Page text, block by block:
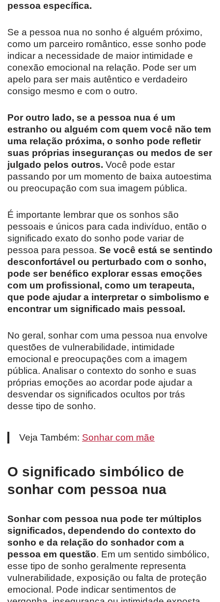
pessoa específica.
Se a pessoa nua no sonho é alguém próximo,
como um parceiro romântico, esse sonho pode
indicar a necessidade de maior intimidade e
conexão emocional na relação. Pode ser um
apelo para ser mais autêntico e verdadeiro
consigo mesmo e com o outro.
Por outro lado, se a pessoa nua é um
estranho ou alguém com quem você não tem
uma relação próxima, o sonho pode refletir
suas próprias inseguranças ou medos de ser
julgado pelos outros. Você pode estar
passando por um momento de baixa autoestima
ou preocupação com sua imagem pública.
É importante lembrar que os sonhos são
pessoais e únicos para cada indivíduo, então o
significado exato do sonho pode variar de
pessoa para pessoa. Se você está se sentindo
desconfortável ou perturbado com o sonho,
pode ser benéfico explorar essas emoções
com um profissional, como um terapeuta,
que pode ajudar a interpretar o simbolismo e
encontrar um significado mais pessoal.
No geral, sonhar com uma pessoa nua envolve
questões de vulnerabilidade, intimidade
emocional e preocupações com a imagem
pública. Analisar o contexto do sonho e suas
próprias emoções ao acordar pode ajudar a
desvendar os significados ocultos por trás
desse tipo de sonho.
Veja Também: Sonhar com mãe
O significado simbólico de
sonhar com pessoa nua
Sonhar com pessoa nua pode ter múltiplos
significados, dependendo do contexto do
sonho e da relação do sonhador com a
pessoa em questão. Em um sentido simbólico,
esse tipo de sonho geralmente representa
vulnerabilidade, exposição ou falta de proteção
emocional. Pode indicar sentimentos de